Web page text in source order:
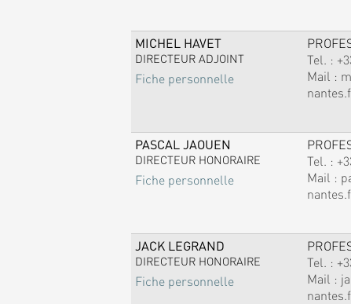
MICHEL HAVET
DIRECTEUR ADJOINT
Fiche personnelle
Tel. :
Mail :
PASCAL JAOUEN
DIRECTEUR HONORAIRE
Fiche personnelle
Tel. :
Mail :
JACK LEGRAND
DIRECTEUR HONORAIRE
Fiche personnelle
Tel. :
Mail :